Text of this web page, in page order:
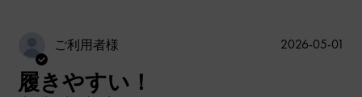
ご利用者様
履きやすい！
2026-05-01